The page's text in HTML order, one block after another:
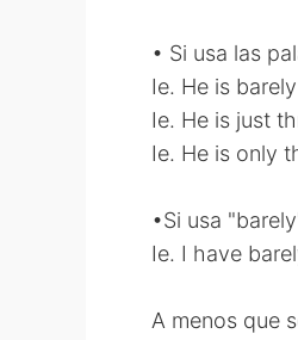
• Si usa las
Ie. He is
Ie. He is just
Ie. He is only
•Si usa
Ie. I have
A menos que